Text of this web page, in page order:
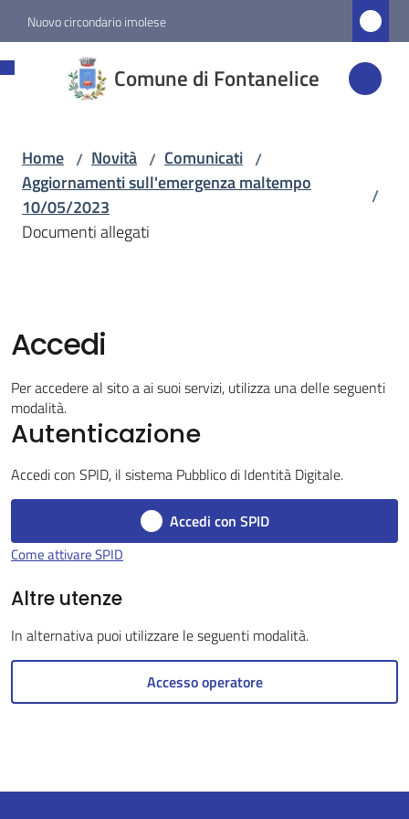
Vai al contenuto
Vai alla navigazione
Vai al footer
Nuovo circondario imolese
Comune di Fontanelice
Fontanelice
Amministrazione
Novità
Menu selezionato
Vivere
Fontanelice
Servizi
line
Tutti
argomenti
Home / Novità / Comunicati /
Aggiornamenti sull'emergenza maltempo
10/05/2023
/
Documenti allegati
Accedi
Per accedere al sito a ai suoi servizi, utilizza una delle seguenti
modalità.
Autenticazione
Accedi con SPID, il sistema Pubblico di Identità Digitale.
Accedi con SPID
Come attivare SPID
Altre utenze
In alternativa puoi utilizzare le seguenti modalità.
Accesso operatore